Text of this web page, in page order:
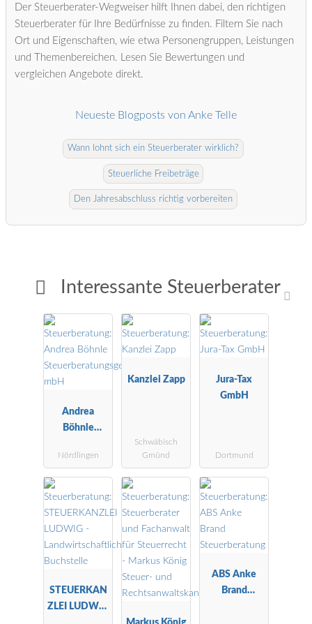
Interessante Steuerberater
Andrea
Böhnle
ngsgesellscha
ft mbH
Nördlingen
Kanzlei Zapp
Schwäbisch
Gmünd
Jura-Tax
GmbH
Dortmund
STEUERKAN
ZLEI LUDWIG
ABS Anke
Brand
Der Steuerberater-Wegweiser hilft Ihnen dabei, den richtigen
Steuerberater für Ihre Bedürfnisse zu finden. Filtern Sie nach
Ort und Eigenschaften, wie etwa Personengruppen, Leistungen
und Themenbereichen. Lesen Sie Bewertungen und
vergleichen Angebote direkt.
Neueste Blogposts von Anke Telle
Wann lohnt sich ein Steuerberater wirklich?
Steuerliche Freibeträge
Den Jahresabschluss richtig vorbereiten